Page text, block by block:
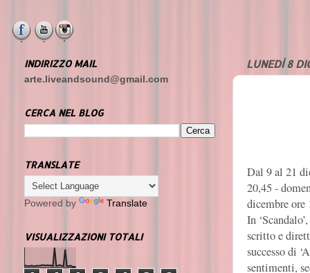
LUNEDÌ 8
Dal 9 al 21
20,45 -
dicembre ore
In
scritto e
successo di
sentimenti,
INDIRIZZO MAIL
arte.liveandsound@gmail.com
CERCA NEL BLOG
TRANSLATE
Powered by Translate
VISUALIZZAZIONI TOTALI